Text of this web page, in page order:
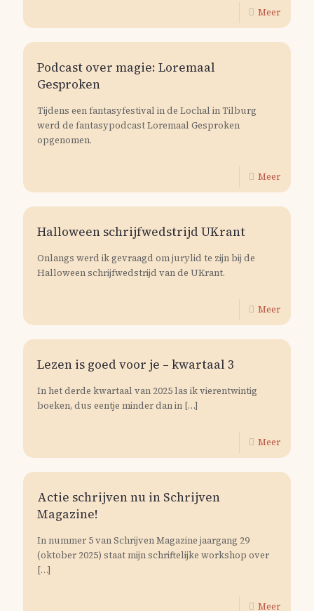
Meer
Podcast over magie: Loremaal
Gesproken
Tijdens een fantasyfestival in de Lochal in Tilburg
werd de fantasypodcast Loremaal Gesproken
opgenomen.
Meer
Halloween schrijfwedstrijd UKrant
Onlangs werd ik gevraagd om jurylid te zijn bij de
Halloween schrijfwedstrijd van de UKrant.
Meer
Lezen is goed voor je – kwartaal 3
In het derde kwartaal van 2025 las ik vierentwintig
boeken, dus eentje minder dan in […]
Meer
Actie schrijven nu in Schrijven
Magazine!
In nummer 5 van Schrijven Magazine jaargang 29
(oktober 2025) staat mijn schriftelijke workshop over
[…]
Meer